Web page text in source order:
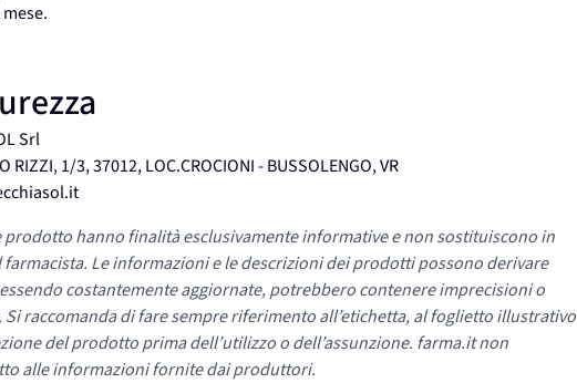
Srl
RIZZI, 1/3, 37012, LOC.CROCIONI - BUSSOLENGO, VR
hanno finalità esclusivamente informative e non sostituiscono in
Le informazioni e le descrizioni dei prodotti possono derivare
costantemente aggiornate, potrebbero contenere imprecisioni o
raccomanda di fare sempre riferimento all’etichetta, al foglietto illustrativo
del prodotto prima dell’utilizzo o dell’assunzione. farma.it non
alle informazioni fornite dai produttori.